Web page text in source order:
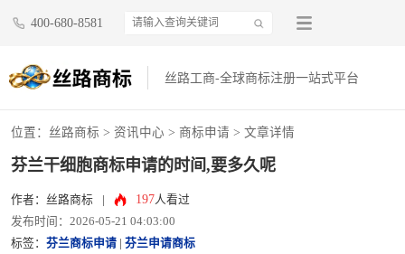
400-680-8581
丝路工商-全球商标注册一站式平台
位置： 丝路商标 > 资讯中心 > 商标申请 > 文章详情
芬兰干细胞商标申请的时间,要多久呢
作者：丝路商标 197人看过
发布时间：2026-05-21 04:03:00
标签： 芬兰商标申请 芬兰申请商标